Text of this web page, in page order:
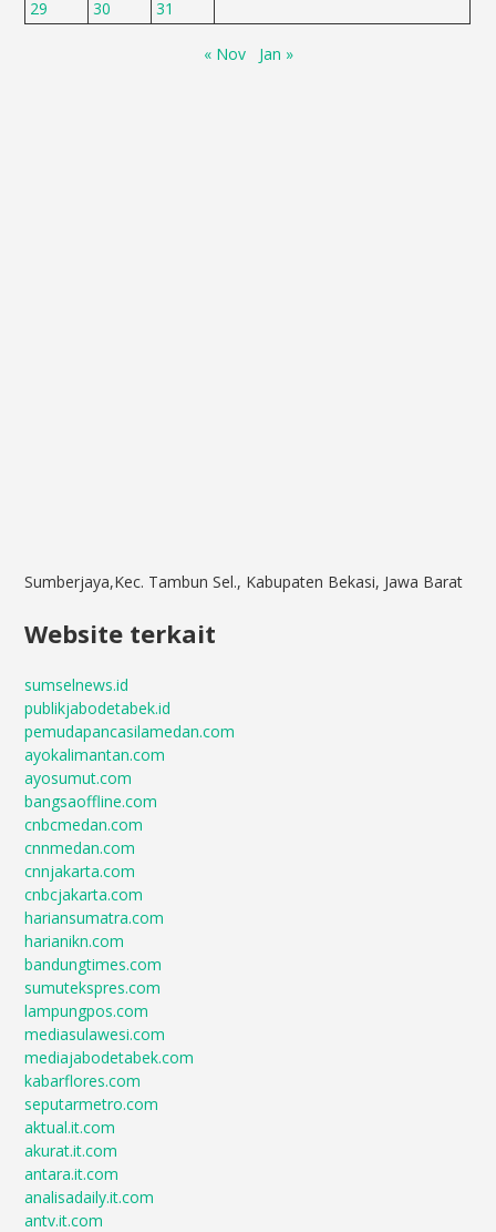
29 30 31
« Nov Jan »
Sumberjaya,Kec. Tambun Sel., Kabupaten Bekasi, Jawa Barat
Website terkait
sumselnews.id
publikjabodetabek.id
pemudapancasilamedan.com
ayokalimantan.com
ayosumut.com
bangsaoffline.com
cnbcmedan.com
cnnmedan.com
cnnjakarta.com
cnbcjakarta.com
hariansumatra.com
harianikn.com
bandungtimes.com
sumutekspres.com
lampungpos.com
mediasulawesi.com
mediajabodetabek.com
kabarflores.com
seputarmetro.com
aktual.it.com
akurat.it.com
antara.it.com
analisadaily.it.com
antv.it.com